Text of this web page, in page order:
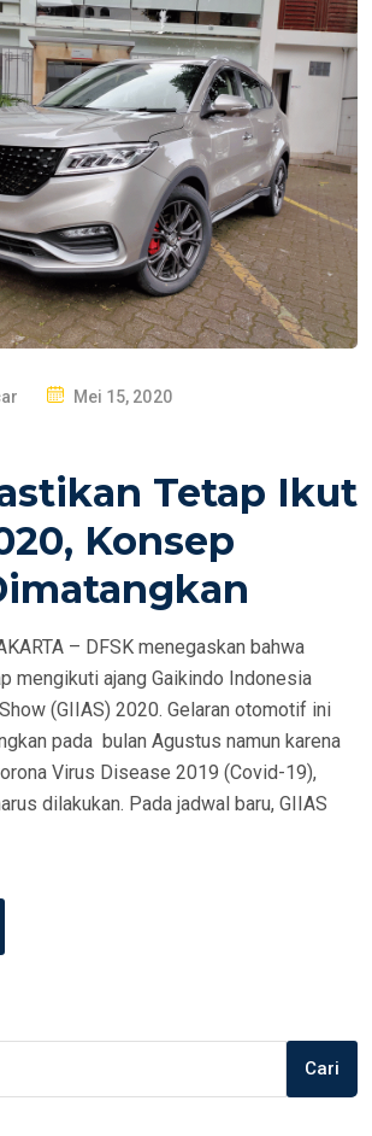
P
D
O
Mei 15, 2020
Tetap Ikut
Konsep
– DFSK menegaskan bahwa
mengikuti ajang Gaikindo Indonesia
(GIIAS) 2020. Gelaran otomotif ini
pada bulan Agustus namun karena
Virus Disease 2019 (Covid-19),
dilakukan. Pada jadwal baru, GIIAS
Cari